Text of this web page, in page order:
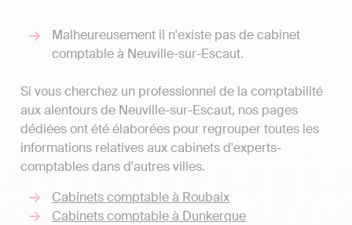
Malheureusement il n'existe pas de cabinet
comptable à Neuville-sur-Escaut.
Si vous cherchez un professionnel de la comptabilité
aux alentours de Neuville-sur-Escaut, nos pages
dédiées ont été élaborées pour regrouper toutes les
informations relatives aux cabinets d'experts-
comptables dans d'autres villes.
Cabinets comptable à Roubaix
Cabinets comptable à Dunkerque